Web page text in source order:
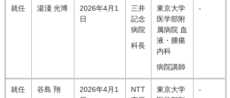
就任 湯淺 光博
2026年4月1
日
三井
記念
病院
科長
東京大学
医学部附
属病院 血
液・腫瘍
内科
病院講師
-
就任 谷島 翔
2026年4月1
NTT
東京大学
-